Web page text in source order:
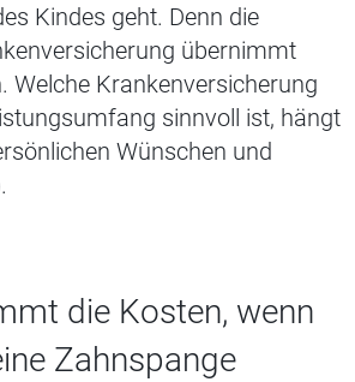
Kindes geht. Denn die
übernimmt
Welche Krankenversicherung
sinnvoll ist, hängt
Wünschen und
die Kosten, wenn
Zahnspange